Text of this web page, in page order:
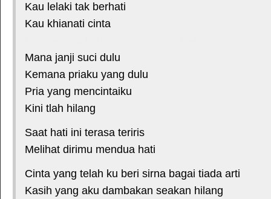
Kau lelaki tak berhati
Kau khianati cinta
Mana janji suci dulu
Kemana priaku yang dulu
Pria yang mencintaiku
Kini tlah hilang
Saat hati ini terasa teriris
Melihat dirimu mendua hati
Cinta yang telah ku beri sirna bagai tiada arti
Kasih yang aku dambakan seakan hilang